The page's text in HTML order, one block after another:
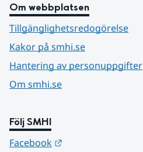
Om webbplatsen
Tillgänglighetsredogörelse
Kakor på smhi.se
Hantering av personuppgifter
Om smhi.se
Följ SMHI
Facebook